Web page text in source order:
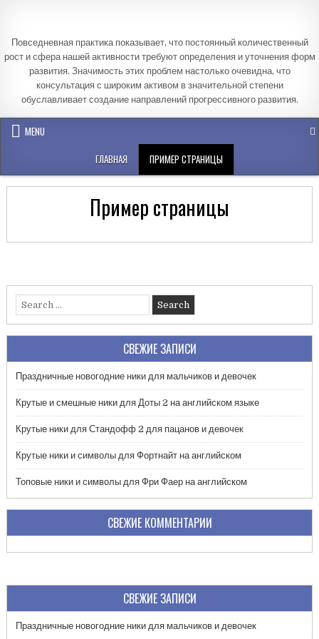
Повседневная практика показывает, что постоянный количественный
рост и сфера нашей активности требуют определения и уточнения форм
развития. Значимость этих проблем настолько очевидна, что
консультация с широким активом в значительной степени
обуславливает создание направлений прогрессивного развития.
MENU
ГЛАВНАЯ
ПРИМЕР СТРАНИЦЫ
Пример страницы
Search
for:
СВЕЖИЕ ЗАПИСИ
Праздничные новогодние ники для мальчиков и девочек
Крутые и смешные ники для Доты 2 на английском языке
Крутые ники для Стандофф 2 для пацанов и девочек
Крутые ники и символы для Фортнайт на английском
Топовые ники и символы для Фри Фаер на английском
СВЕЖИЕ КОММЕНТАРИИ
СВЕЖИЕ ЗАПИСИ
Праздничные новогодние ники для мальчиков и девочек